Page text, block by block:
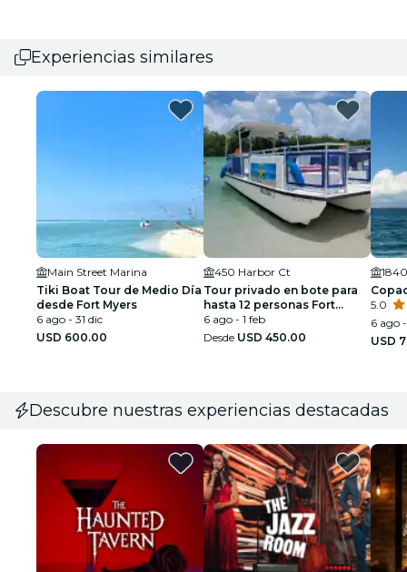
Experiencias similares
Main Street Marina
Tiki Boat Tour de Medio Día
desde Fort Myers
6 ago - 31 dic
USD 600.00
450 Harbor Ct
Tour privado en bote para
hasta 12 personas Fort
Myers Beach y Sanibel
6 ago - 1 feb
Desde USD 450.00
5.0
6 ago
USD
Descubre nuestras experiencias destacadas